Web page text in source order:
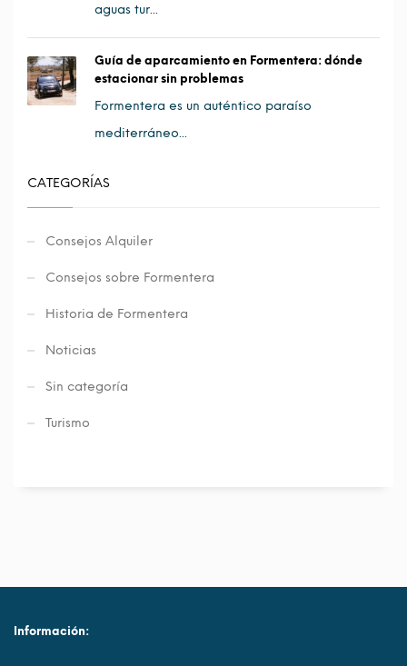
aguas tur...
Guía de aparcamiento en Formentera: dónde
estacionar sin problemas
Formentera es un auténtico paraíso
mediterráneo...
CATEGORÍAS
Consejos Alquiler
Consejos sobre Formentera
Historia de Formentera
Noticias
Sin categoría
Turismo
Información: